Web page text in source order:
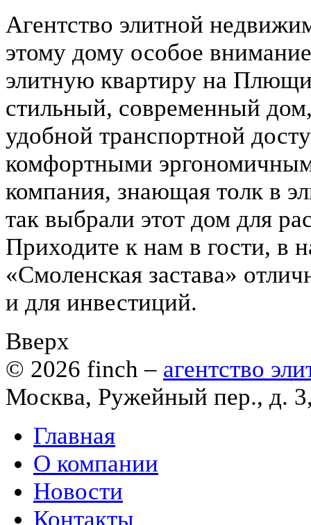
Агентство элитной
этому дому особое
элитную квартиру на
стильный, современный
удобной транспортной
комфортными
компания, знающая толк в
так выбрали этот дом для
Приходите к нам в гости,
«Смоленская застава»
и для инвестиций.
Вверх
© 2026 finch – агентство
Москва, Ружейный пер., д.
Главная
О компании
Новости
Контакты